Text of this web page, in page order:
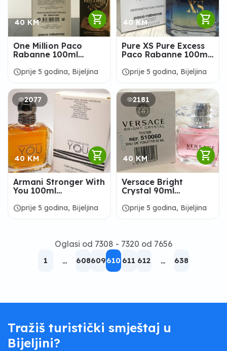
40 KM shopping_cart
One Million Paco
Rabanne 100ml
scheduleprije 5 godina, Bijeljina
40 KM shopping_cart
Pure XS Pure Excess
Paco Rabanne 100ml
scheduleprije 5 godina, Bijeljina
2077
40 KM shopping_cart
Armani Stronger With
You 100ml
scheduleprije 5 godina, Bijeljina
2181
40 KM shopping_cart
Versace Bright
Crystal 90ml
scheduleprije 5 godina, Bijeljina
Oglasi od 7308 - 7320 od 7656
1 ... 608609610 611 612 ... 638
Tražiš turistički smještaj u
Bijeljini?